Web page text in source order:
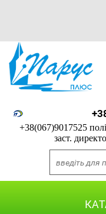
+38(067)9017525
заст.